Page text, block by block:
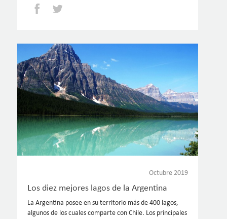
Facebook
Octubre 2019
Los diez mejores lagos de la Argentina
La Argentina posee en su territorio más de 400 lagos,
algunos de los cuales comparte con Chile. Los principales